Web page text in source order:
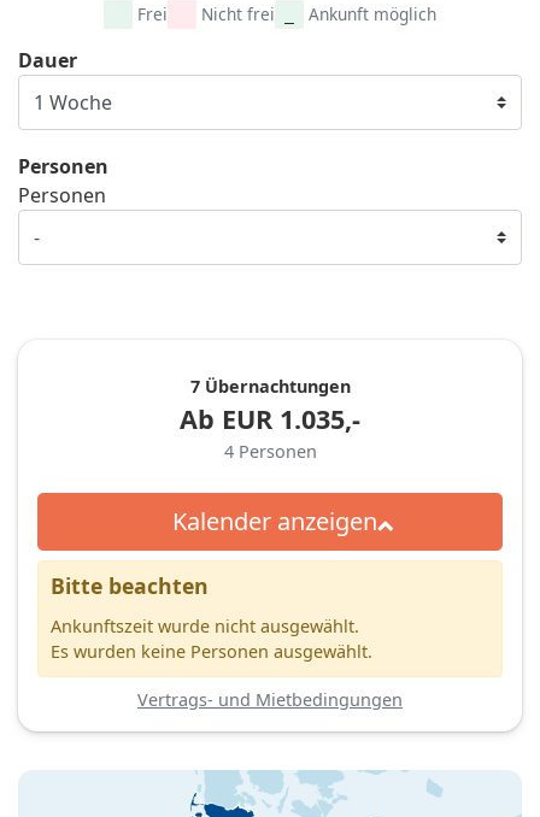
Frei Nicht frei Ankunft möglich
Dauer
Personen
Personen
7 Übernachtungen
Ab EUR 1.035,-
4 Personen
Kalender anzeigen
Bitte beachten
Ankunftszeit wurde nicht ausgewählt.
Es wurden keine Personen ausgewählt.
Vertrags- und Mietbedingungen